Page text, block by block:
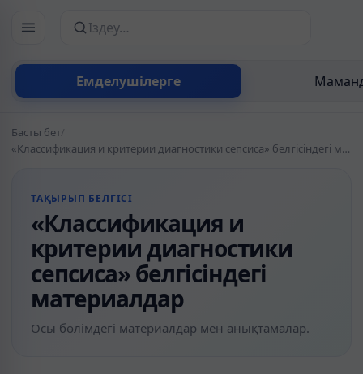
Емделушілерге
Сайттан іздеу
Басты бет/
«Классификация и критерии диагностики сепсиса» белгісіндегі материалдар
ТАҚЫРЫП БЕЛГІСІ
«Классификация и
критерии диагностики
сепсиса» белгісіндегі
материалдар
Осы бөлімдегі материалдар мен анықтамалар.